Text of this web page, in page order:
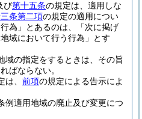
び第十五条の規定は、適用しな
条第二項の規定の適用につい
為」とあるのは、「次に掲げ
域において行う行為」とす
域の指定をするときは、その旨
ばならない。
、 前項の規定による告示によ
例適用地域の廃止及び変更につ